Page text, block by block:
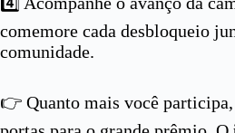
comemore cada desbloqueio
comunidade.
👉 Quanto mais você